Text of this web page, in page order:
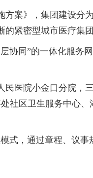
》，集团建设分为
紧密型城市医疗集团
同”的一体化服务
院小金口分院，
社区卫生服务中心
，通过章程、议事